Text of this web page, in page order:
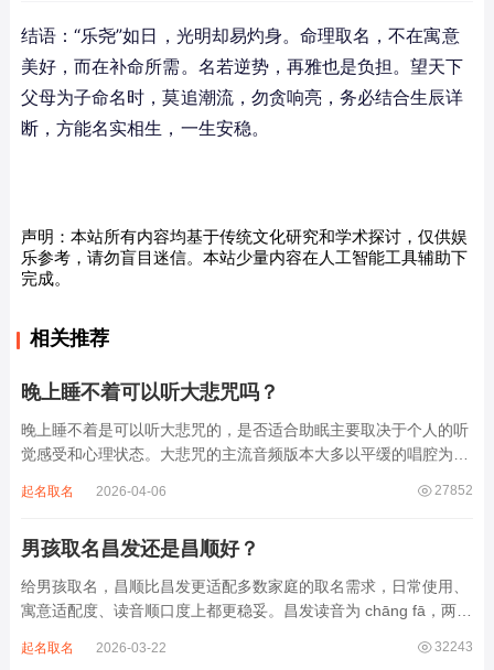
结语：“乐尧”如日，光明却易灼身。命理取名，不在寓意
美好，而在补命所需。名若逆势，再雅也是负担。望天下
父母为子命名时，莫追潮流，勿贪响亮，务必结合生辰详
断，方能名实相生，一生安稳。
声明：本站所有内容均基于传统文化研究和学术探讨，仅供娱
乐参考，请勿盲目迷信。本站少量内容在人工智能工具辅助下
完成。
相关推荐
晚上睡不着可以听大悲咒吗？
晚上睡不着是可以听大悲咒的，是否适合助眠主要取决于个人的听
觉感受和心理状态。大悲咒的主流音频版本大多以平缓的唱腔为
急促的鼓点，这类音频本身具备静心的基础特质。睡前思绪繁杂、
27852
起名取名 2026-04-06
男孩取名昌发还是昌顺好？
给男孩取名，昌顺比昌发更适配多数家庭的取名需求，日常使用、
寓意适配度、读音顺口度上都更稳妥。昌发读音为 chāng fā，两个
离叫名字时辨识度不高。昌字本义为兴盛、繁茂，发字核心指向发
32243
起名取名 2026-03-22